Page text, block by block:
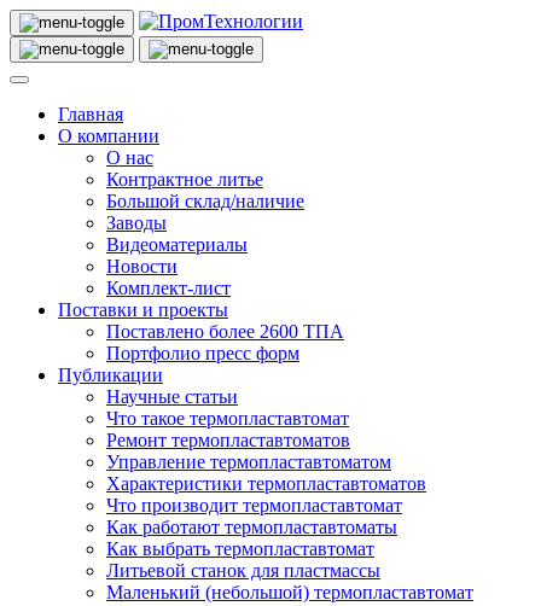
Главная
О компании
О нас
Контрактное литье
Большой склад/наличие
Заводы
Видеоматериалы
Новости
Комплект-лист
Поставки и проекты
Поставлено более 2600 ТПА
Портфолио пресс форм
Публикации
Научные статьи
Что такое термопластавтомат
Ремонт термопластавтоматов
Управление термопластавтоматом
Характеристики термопластавтоматов
Что производит термопластавтомат
Как работают термопластавтоматы
Как выбрать термопластавтомат
Литьевой станок для пластмассы
Маленький (небольшой) термопластавтомат